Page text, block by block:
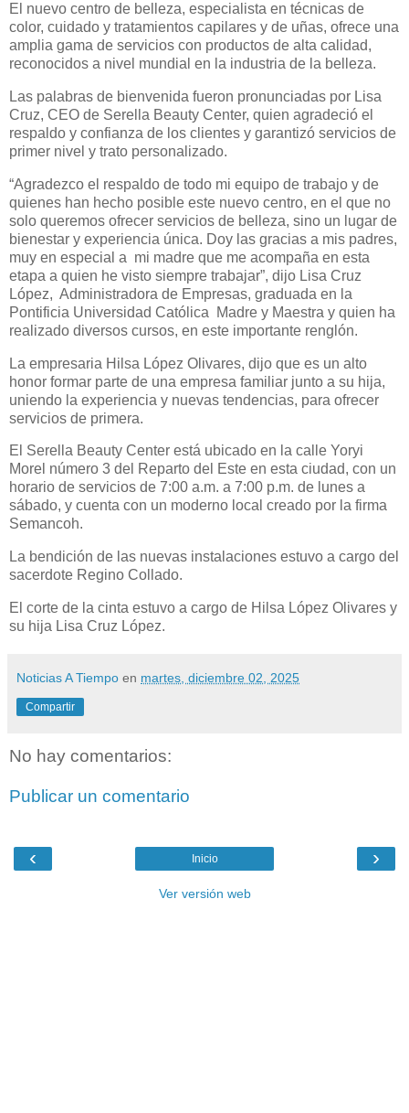
El nuevo centro de belleza, especialista en técnicas de
color, cuidado y tratamientos capilares y de uñas, ofrece una
amplia gama de servicios con productos de alta calidad,
reconocidos a nivel mundial en la industria de la belleza.
Las palabras de bienvenida fueron pronunciadas por Lisa
Cruz, CEO de Serella Beauty Center, quien agradeció el
respaldo y confianza de los clientes y garantizó servicios de
primer nivel y trato personalizado.
“Agradezco el respaldo de todo mi equipo de trabajo y de
quienes han hecho posible este nuevo centro, en el que no
solo queremos ofrecer servicios de belleza, sino un lugar de
bienestar y experiencia única. Doy las gracias a mis padres,
muy en especial a mi madre que me acompaña en esta
etapa a quien he visto siempre trabajar”, dijo Lisa Cruz
López, Administradora de Empresas, graduada en la
Pontificia Universidad Católica Madre y Maestra y quien ha
realizado diversos cursos, en este importante renglón.
La empresaria Hilsa López Olivares, dijo que es un alto
honor formar parte de una empresa familiar junto a su hija,
uniendo la experiencia y nuevas tendencias, para ofrecer
servicios de primera.
El Serella Beauty Center está ubicado en la calle Yoryi
Morel número 3 del Reparto del Este en esta ciudad, con un
horario de servicios de 7:00 a.m. a 7:00 p.m. de lunes a
sábado, y cuenta con un moderno local creado por la firma
Semancoh.
La bendición de las nuevas instalaciones estuvo a cargo del
sacerdote Regino Collado.
El corte de la cinta estuvo a cargo de Hilsa López Olivares y
su hija Lisa Cruz López.
Noticias A Tiempo en martes, diciembre 02, 2025
Compartir
No hay comentarios:
Publicar un comentario
‹ ›
Inicio
Ver versión web